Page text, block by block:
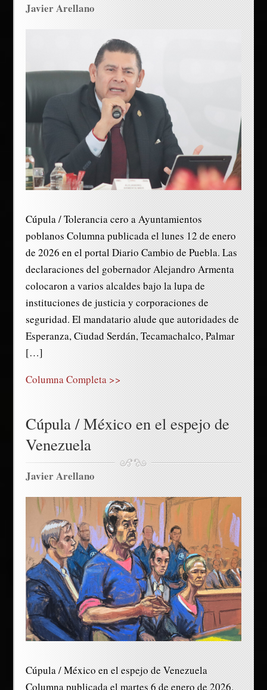
Javier Arellano
Cúpula / Tolerancia cero a Ayuntamientos
poblanos Columna publicada el lunes 12 de enero
de 2026 en el portal Diario Cambio de Puebla. Las
declaraciones del gobernador Alejandro Armenta
colocaron a varios alcaldes bajo la lupa de
instituciones de justicia y corporaciones de
seguridad. El mandatario alude que autoridades de
Esperanza, Ciudad Serdán, Tecamachalco, Palmar
[…]
Columna Completa >>
Cúpula / México en el espejo de
Venezuela
Javier Arellano
Cúpula / México en el espejo de Venezuela
Columna publicada el martes 6 de enero de 2026.